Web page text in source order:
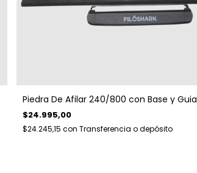
Piedra De Afilar 240/800 con Base y Guia
$24.995,00
$24.245,15 con Transferencia o depósito